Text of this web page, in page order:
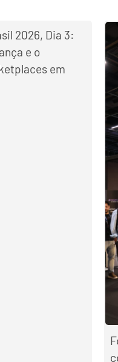
2026, Dia 3:
e o
em